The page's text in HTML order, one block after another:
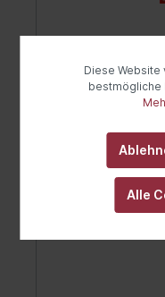
Sensor,
Diese
bestmögliche
Alle